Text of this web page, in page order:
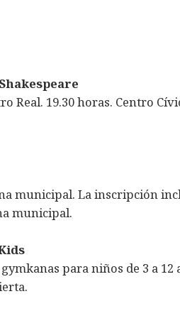
Real. 19.30 horas. Centro
municipal. La inscripción
municipal.
para niños de 3 a 12